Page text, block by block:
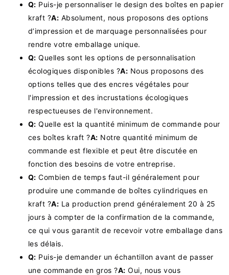
Q: Puis-je personnaliser le design des boîtes en papier
kraft ?A: Absolument, nous proposons des options
d’impression et de marquage personnalisées pour
rendre votre emballage unique.
Q: Quelles sont les options de personnalisation
écologiques disponibles ?A: Nous proposons des
options telles que des encres végétales pour
l'impression et des incrustations écologiques
respectueuses de l'environnement.
Q: Quelle est la quantité minimum de commande pour
ces boîtes kraft ?A: Notre quantité minimum de
commande est flexible et peut être discutée en
fonction des besoins de votre entreprise.
Q: Combien de temps faut-il généralement pour
produire une commande de boîtes cylindriques en
kraft ?A: La production prend généralement 20 à 25
jours à compter de la confirmation de la commande,
ce qui vous garantit de recevoir votre emballage dans
les délais.
Q: Puis-je demander un échantillon avant de passer
une commande en gros ?A: Oui, nous vous